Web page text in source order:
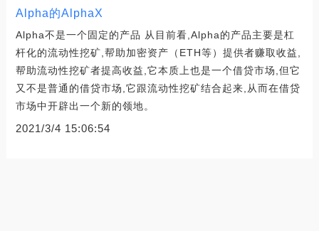
Alpha的AlphaX
Alpha不是一个固定的产品 从目前看,Alpha的产品主要是杠
杆化的流动性挖矿,帮助加密资产（ETH等）提供者赚取收益,
帮助流动性挖矿者提高收益,它本质上也是一个借贷市场,但它
又不是普通的借贷市场,它跟流动性挖矿结合起来,从而在借贷
市场中开辟出一个新的领地。
2021/3/4 15:06:54